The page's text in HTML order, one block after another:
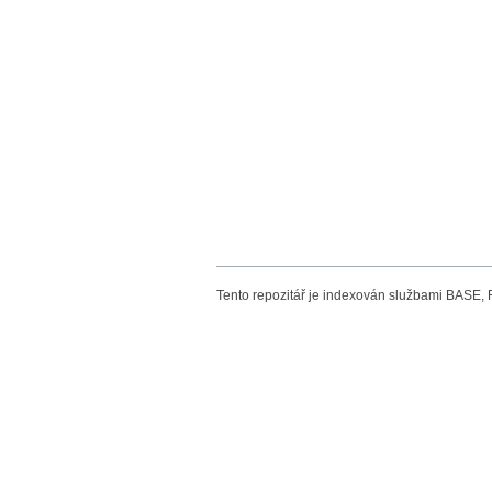
Tento repozitář je indexován službami BASE,